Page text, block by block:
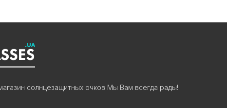
солнцезащитных очков Мы Вам всегда рады!